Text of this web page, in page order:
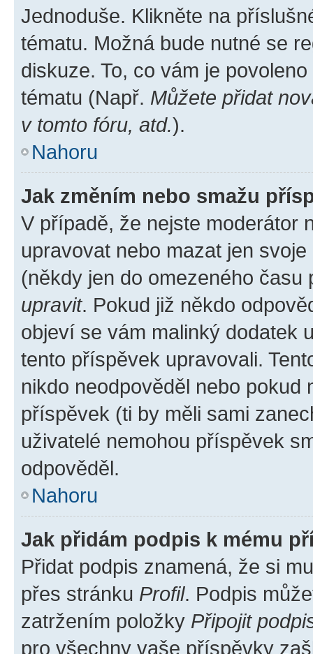
Jednoduše. Klikněte na
tématu. Možná bude nutné se
diskuze. To, co vám je
tématu (Např. Můžete přidat
v tomto fóru, atd.).
Nahoru
Jak změním nebo smažu
V případě, že nejste moderátor
upravovat nebo mazat jen
(někdy jen do omezeného
upravit. Pokud již někdo
objeví se vám malinký dodatek
tento příspěvek upravovali.
nikdo neodpověděl nebo pokud
příspěvek (ti by měli sami
uživatelé nemohou příspěvek
odpověděl.
Nahoru
Jak přidám podpis k mému
Přidat podpis znamená, že si
přes stránku Profil. Podpis
zatržením položky Připojit
pro všechny vaše příspěvky